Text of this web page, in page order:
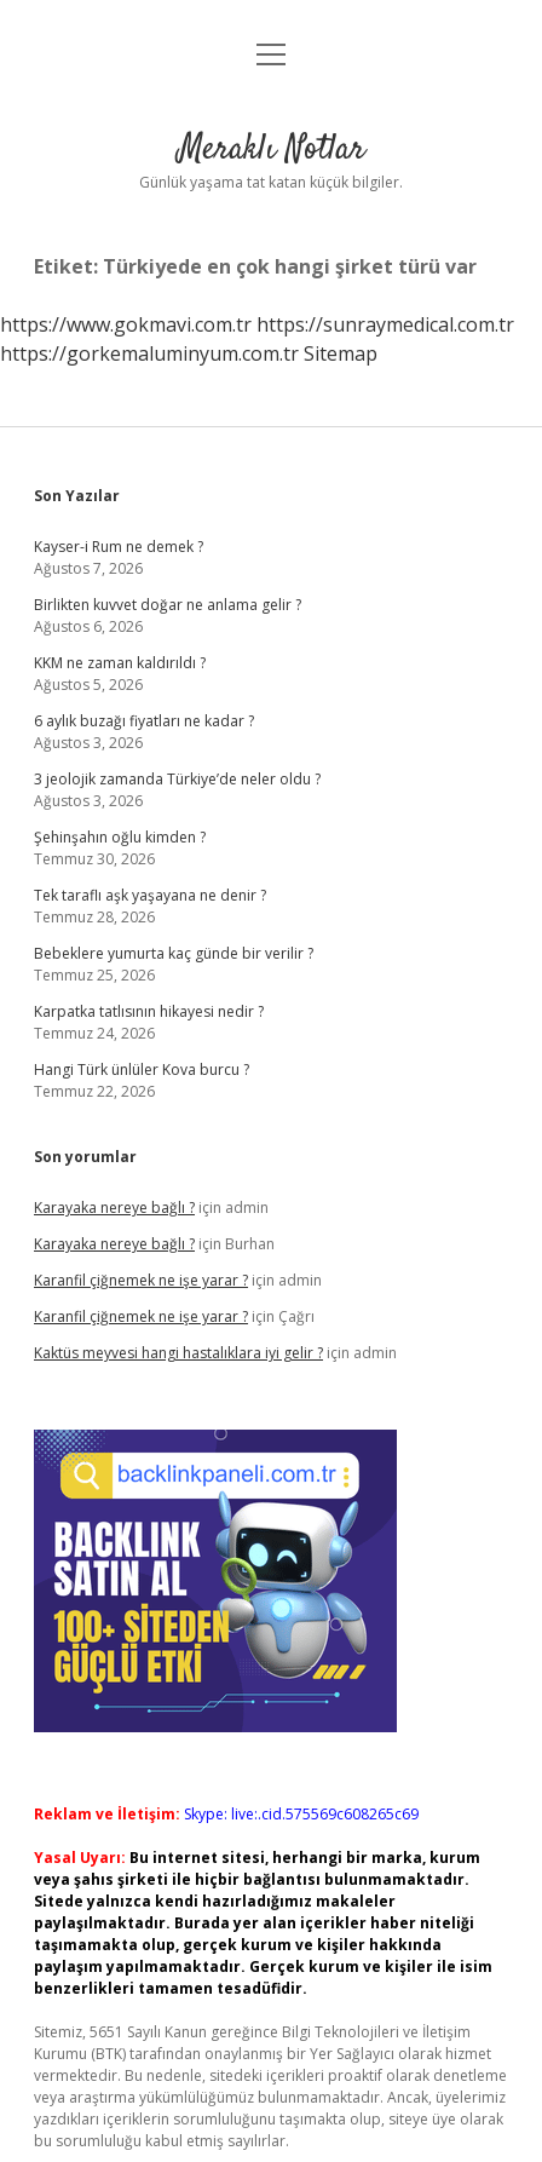
Anasayfa
Yasal Uyarı
menüyü
Meraklı Notlar
Günlük yaşama tat katan küçük bilgiler.
Etiket: Türkiyede en çok hangi şirket türü var
https://www.gokmavi.com.tr https://sunraymedical.com.tr
https://gorkemaluminyum.com.trSitemap
Sidebar
Son Yazılar
Kayser-i Rum ne demek ?
Ağustos 7, 2026
Birlikten kuvvet doğar ne anlama gelir ?
Ağustos 6, 2026
KKM ne zaman kaldırıldı ?
Ağustos 5, 2026
6 aylık buzağı fiyatları ne kadar ?
Ağustos 3, 2026
3 jeolojik zamanda Türkiye’de neler oldu ?
Ağustos 3, 2026
Şehinşahın oğlu kimden ?
Temmuz 30, 2026
Tek taraflı aşk yaşayana ne denir ?
Temmuz 28, 2026
Bebeklere yumurta kaç günde bir verilir ?
Temmuz 25, 2026
Karpatka tatlısının hikayesi nedir ?
Temmuz 24, 2026
Hangi Türk ünlüler Kova burcu ?
Temmuz 22, 2026
Son yorumlar
Karayaka nereye bağlı ? için admin
Karayaka nereye bağlı ? için Burhan
Karanfil çiğnemek ne işe yarar ? için admin
Karanfil çiğnemek ne işe yarar ? için Çağrı
Kaktüs meyvesi hangi hastalıklara iyi gelir ? için admin
Reklam ve İletişim: Skype: live:.cid.575569c608265c69
Yasal Uyarı: Bu internet sitesi, herhangi bir marka, kurum
veya şahıs şirketi ile hiçbir bağlantısı bulunmamaktadır.
Sitede yalnızca kendi hazırladığımız makaleler
paylaşılmaktadır. Burada yer alan içerikler haber niteliği
taşımamakta olup, gerçek kurum ve kişiler hakkında
paylaşım yapılmamaktadır. Gerçek kurum ve kişiler ile isim
benzerlikleri tamamen tesadüfidir.
Sitemiz, 5651 Sayılı Kanun gereğince Bilgi Teknolojileri ve İletişim
Kurumu (BTK) tarafından onaylanmış bir Yer Sağlayıcı olarak hizmet
vermektedir. Bu nedenle, sitedeki içerikleri proaktif olarak denetleme
veya araştırma yükümlülüğümüz bulunmamaktadır. Ancak, üyelerimiz
yazdıkları içeriklerin sorumluluğunu taşımakta olup, siteye üye olarak
bu sorumluluğu kabul etmiş sayılırlar.